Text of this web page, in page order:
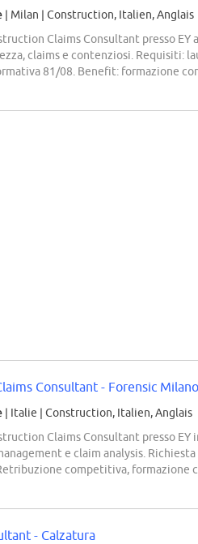
| Milan | Construction, Italien, Anglais
Claims Consultant presso
claims e contenziosi.
81/08. Benefit: formazione
Consultant - Forensic
| Italie | Construction, Italien, Anglais
Claims Consultant presso
e claim analysis.
competitiva, formazione
- Calzatura